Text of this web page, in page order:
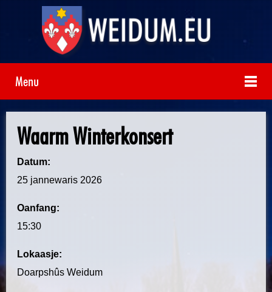
Menu
Waarm Winterkonsert
Datum:
25 jannewaris 2026
Oanfang:
15:30
Lokaasje:
Doarpshûs Weidum